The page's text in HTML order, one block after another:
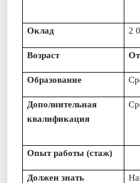
Оклад 2
Возраст От
Образование
Дополнительная
квалификация
Опыт работы (стаж)
Должен знать Н